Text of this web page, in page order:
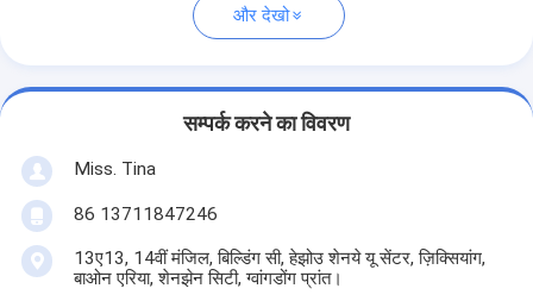
और देखो
सम्पर्क करने का विवरण
Miss. Tina
86 13711847246
13ए13, 14वीं मंजिल, बिल्डिंग सी, हेझोउ शेनये यू सेंटर, ज़िक्सियांग,
बाओन एरिया, शेनझेन सिटी, ग्वांगडोंग प्रांत।